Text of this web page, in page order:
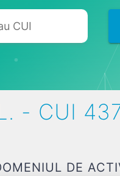
- CUI
DE